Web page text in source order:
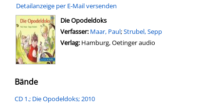
Detailanzeige per E-Mail versenden
wird in neuem Tab geöffnet
Die Opodeldoks
Verfasser: Maar, Paul;Strubel, Sepp
Verlag: Hamburg, Oetinger audio
Bände
CD 1.; Die Opodeldoks; 2010